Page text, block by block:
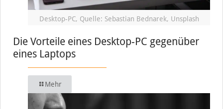
Desktop-PC, Quelle: Sebastian Bednarek, Unsplash
Die Vorteile eines Desktop-PC gegenüber
eines Laptops
Mehr